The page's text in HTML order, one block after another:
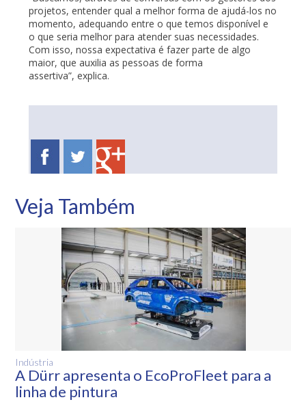
projetos, entender qual a melhor forma de ajudá-los no
momento, adequando entre o que temos disponível e
o que seria melhor para atender suas necessidades.
Com isso, nossa expectativa é fazer parte de algo
maior, que auxilia as pessoas de forma
assertiva”, explica.
Veja Também
Indústria
A Dürr apresenta o EcoProFleet para a
linha de pintura